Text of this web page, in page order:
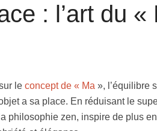
: l’art du «
le concept de « Ma », l’équilibre
a sa place. En réduisant le
philosophie zen, inspire de plus